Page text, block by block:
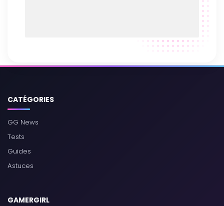
CATÉGORIES
GG News
Tests
Guides
Astuces
GAMERGIRL